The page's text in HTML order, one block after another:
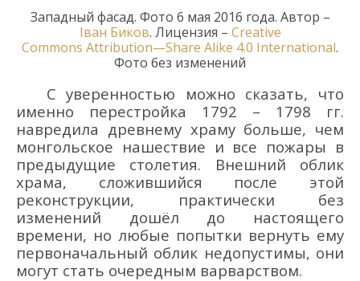
Западный фасад. Фото 6 мая 2016 года. Автор –
Іван Биков. Лицензия – Creative
Commons Attribution—Share Alike 4.0 International.
Фото без изменений
С уверенностью можно сказать, что
именно перестройка 1792 – 1798 гг.
навредила древнему храму больше, чем
монгольское нашествие и все пожары в
предыдущие столетия. Внешний облик
храма, сложившийся после этой
реконструкции, практически без
изменений дошёл до настоящего
времени, но любые попытки вернуть ему
первоначальный облик недопустимы, они
могут стать очередным варварством.